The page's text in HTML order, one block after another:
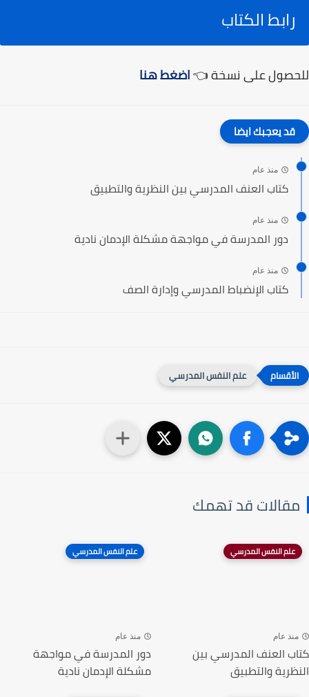
رابط الكتاب
للحصول على نسخة 👈اضغط هنا
قد يعجبك ايضا
منذ عام
كتاب العنف المدرسي بين النظرية والتطبيق
منذ عام
دور المدرسة في مواجهة مشكلة الإدمان نادية
منذ عام
كتاب الإنضباط المدرسي وإدارة الصف
علم النفس المدرسي
مقالات قد تهمك
علم النفس المدرسي
منذ عام
كتاب العنف المدرسي بين
النظرية والتطبيق
علم النفس المدرسي
منذ عام
دور المدرسة في مواجهة
مشكلة الإدمان نادية